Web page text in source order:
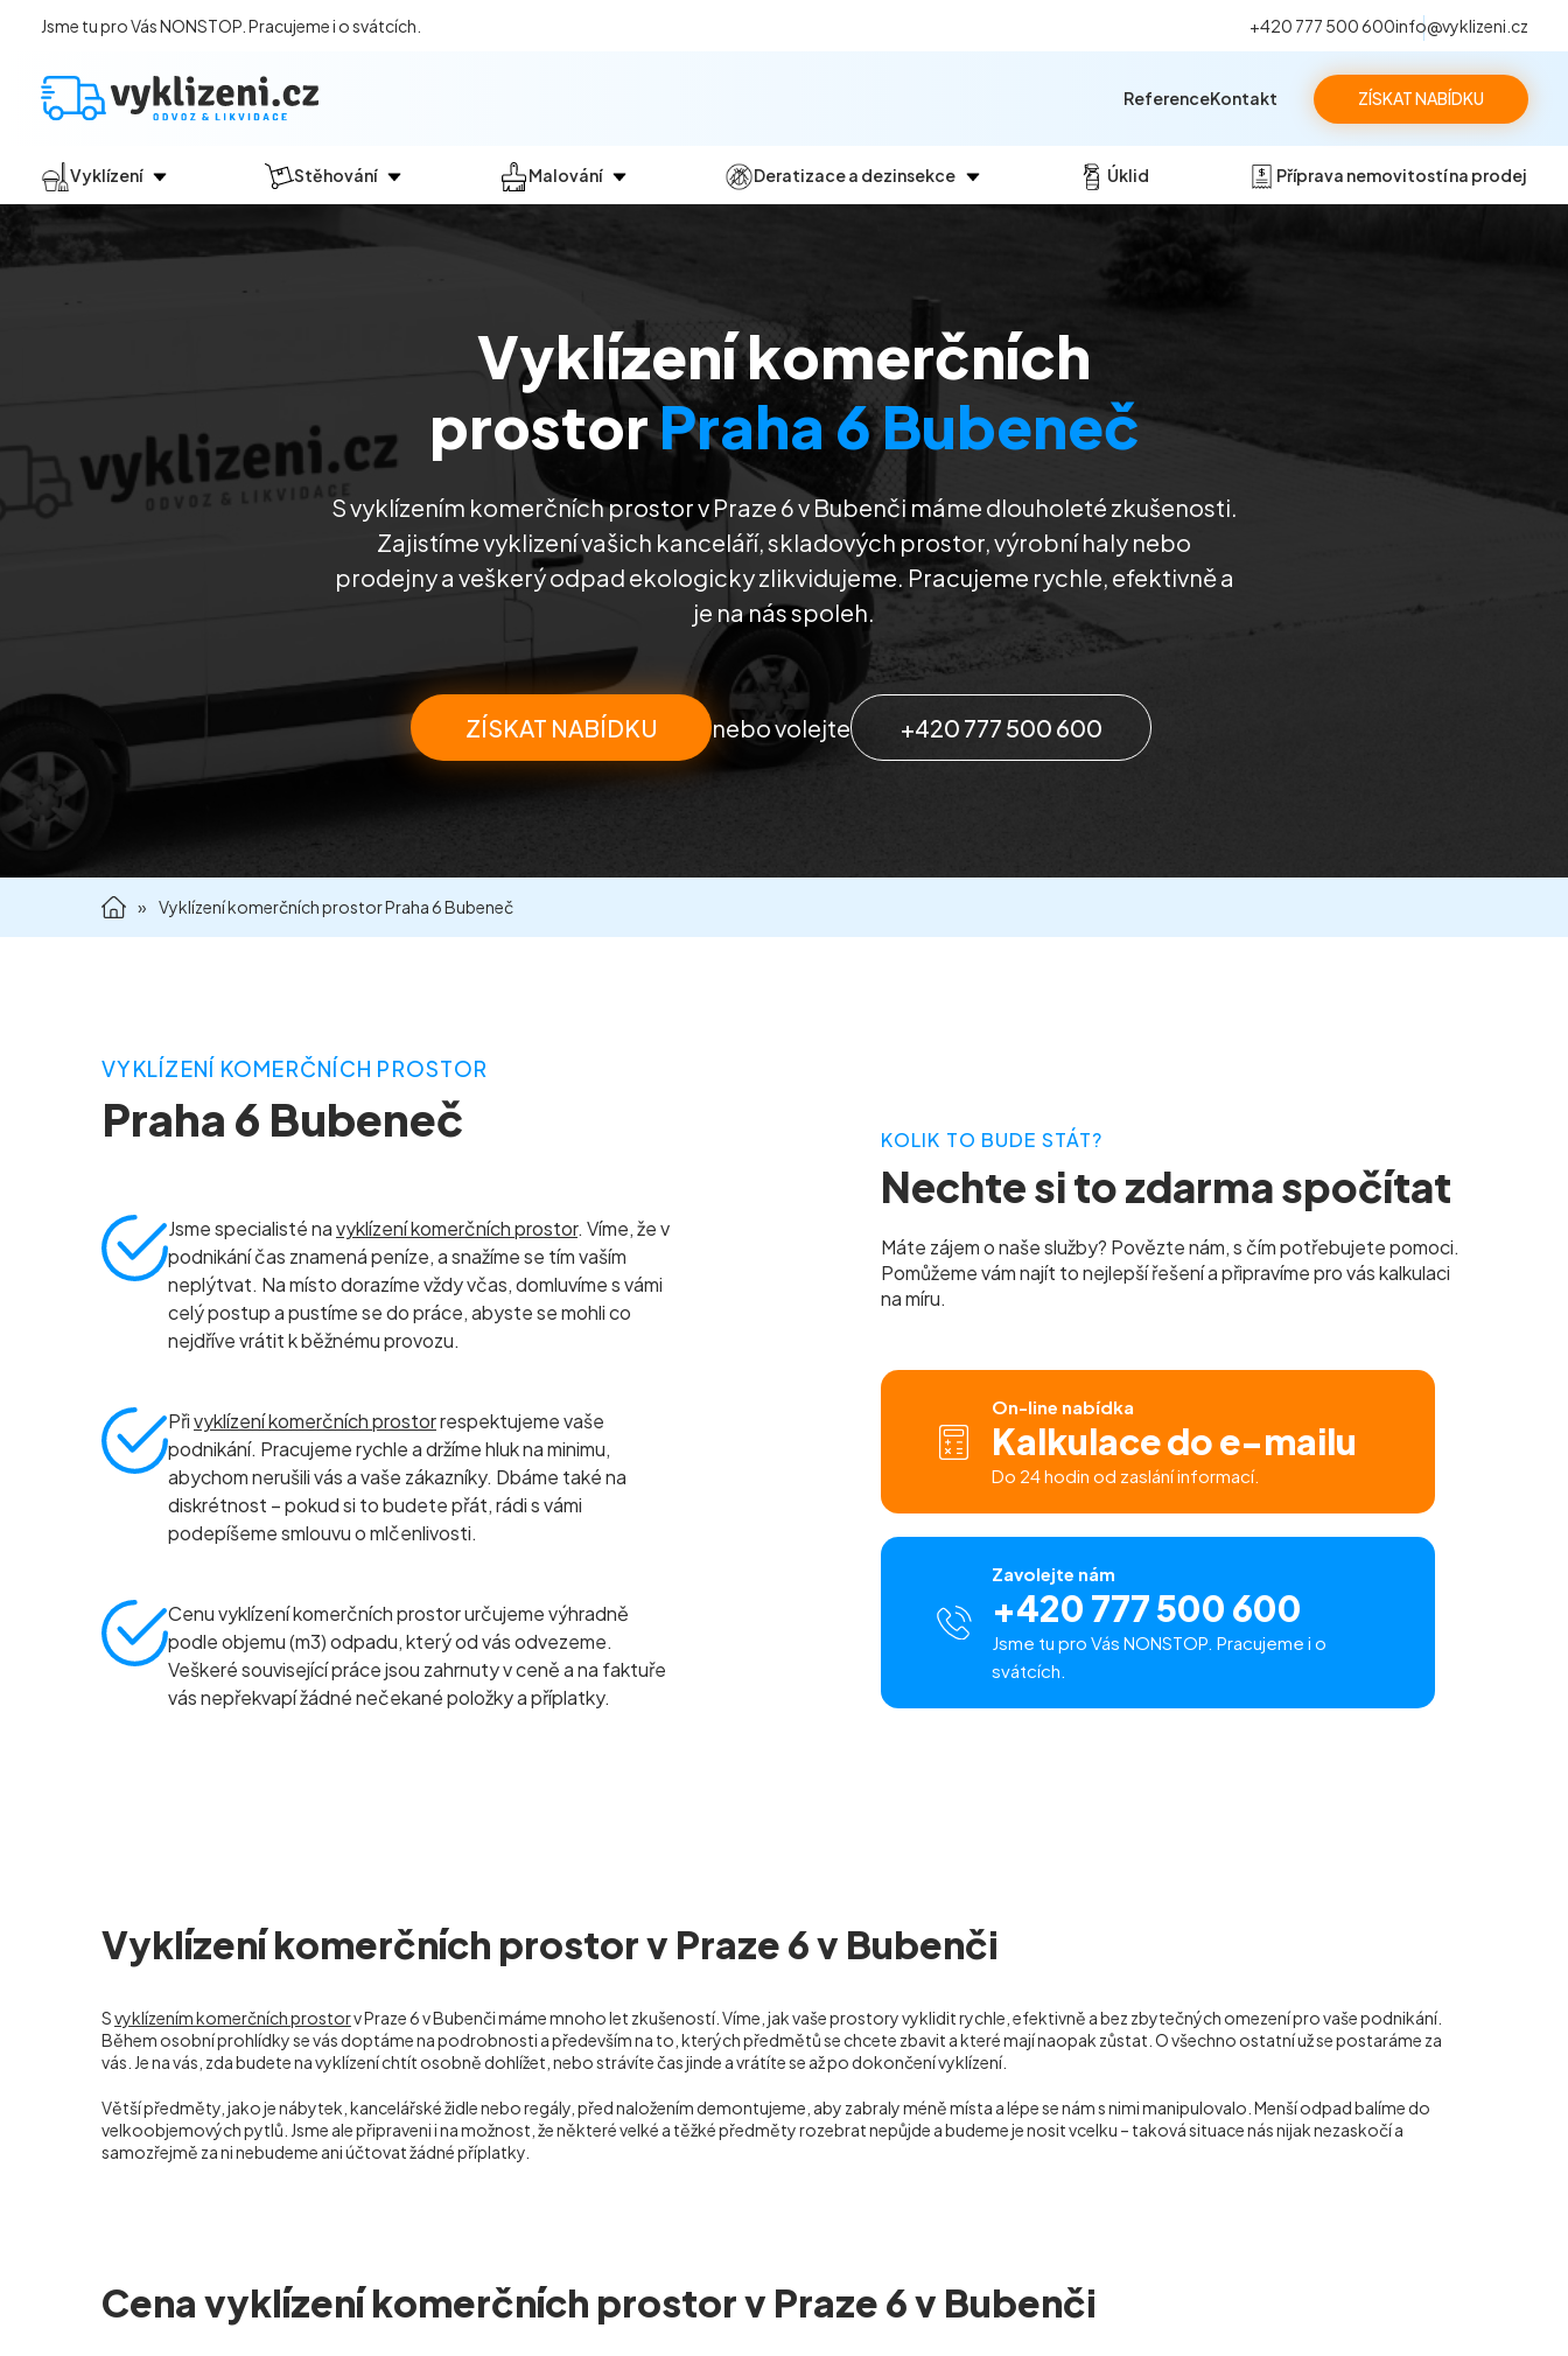
Jsme tu pro Vás NONSTOP. Pracujeme i o svátcích. +420 777 500 600info@vyklizeni.cz
ZÍSKAT NABÍDKU
Vyklízení
Jak vyklízení probíhá?
Vyklízení sklepů a garáží
Vyklízení zahrad
Stěhování Malování
Malování kanceláří
Malování komerčních prostor
Deratizace a dezinsekce
Dezinsekce
Úklid Příprava nemovitostí na prodej
ReferenceKontakt
Vyklízení komerčních
prostorPraha 6 Bubeneč
S vyklízením komerčních prostor v Praze 6 v Bubenči máme dlouholeté zkušenosti.
Zajistíme vyklizení vašich kanceláří, skladových prostor, výrobní haly nebo
prodejny a veškerý odpad ekologicky zlikvidujeme. Pracujeme rychle, efektivně a
je na nás spoleh.
ZÍSKAT NABÍDKU nebo volejte +420 777 500 600
» Vyklízení komerčních prostor Praha 6 Bubeneč
VYKLÍZENÍ KOMERČNÍCH PROSTOR
Praha 6 Bubeneč
Jsme specialisté navyklízení komerčních prostor. Víme, že v
podnikání čas znamená peníze, a snažíme se tím vaším
neplýtvat. Na místo dorazíme vždy včas, domluvíme s vámi
celý postup a pustíme se do práce, abyste se mohli co
nejdříve vrátit k běžnému provozu.
Přivyklízení komerčních prostorrespektujeme vaše
podnikání. Pracujeme rychle a držíme hluk na minimu,
abychom nerušili vás a vaše zákazníky. Dbáme také na
diskrétnost – pokud si to budete přát, rádi s vámi
podepíšeme smlouvu o mlčenlivosti.
Cenu vyklízení komerčních prostor určujeme výhradně
podle objemu (m3) odpadu, který od vás odvezeme.
Veškeré související práce jsou zahrnuty v ceně a na faktuře
vás nepřekvapí žádné nečekané položky a příplatky.
KOLIK TO BUDE STÁT?
Nechte si to zdarma spočítat
Máte zájem o naše služby? Povězte nám, s čím potřebujete pomoci.
Pomůžeme vám najít to nejlepší řešení a připravíme pro vás kalkulaci
na míru.
On-line nabídka
Kalkulace do e-mailu
Do 24 hodin od zaslání informací.
Zavolejte nám
+420 777 500 600
Jsme tu pro Vás NONSTOP. Pracujeme i o
svátcích.
Vyklízení komerčních prostor v Praze 6 v Bubenči
Svyklízením komerčních prostorv Praze 6 v Bubenči máme mnoho let zkušeností. Víme, jak vaše prostory vyklidit rychle, efektivně a bez zbytečných omezení pro vaše podnikání.
Během osobní prohlídky se vás doptáme na podrobnosti a především na to, kterých předmětů se chcete zbavit a které mají naopak zůstat. O všechno ostatní už se postaráme za
vás. Je na vás, zda budete na vyklízení chtít osobně dohlížet, nebo strávíte čas jinde a vrátíte se až po dokončení vyklízení.
Větší předměty, jako je nábytek, kancelářské židle nebo regály, před naložením demontujeme, aby zabraly méně místa a lépe se nám s nimi manipulovalo. Menší odpad balíme do
velkoobjemových pytlů. Jsme ale připraveni i na možnost, že některé velké a těžké předměty rozebrat nepůjde a budeme je nosit vcelku – taková situace nás nijak nezaskočí a
samozřejmě za ni nebudeme ani účtovat žádné příplatky.
Cena vyklízení komerčních prostor v Praze 6 v Bubenči